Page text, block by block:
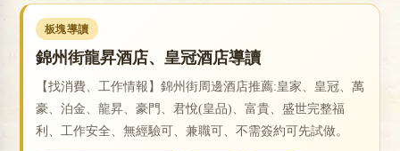
板塊導讀
錦州街龍昇酒店、皇冠酒店導讀
【找消費、工作情報】錦州街周邊酒店推薦:皇家、皇冠、萬
豪、泊金、龍昇、豪門、君悅(皇品)、富貴、盛世完整福
利、工作安全、無經驗可、兼職可、不需簽約可先試做。